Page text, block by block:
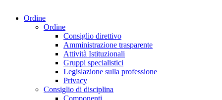
Ordine
Ordine
Consiglio direttivo
Amministrazione trasparente
Attività Istituzionali
Gruppi specialistici
Legislazione sulla professione
Privacy
Consiglio di disciplina